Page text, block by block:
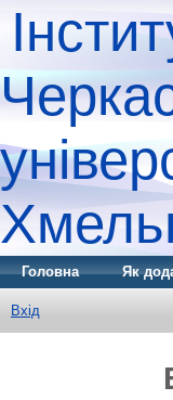
Головна Як
Вхід